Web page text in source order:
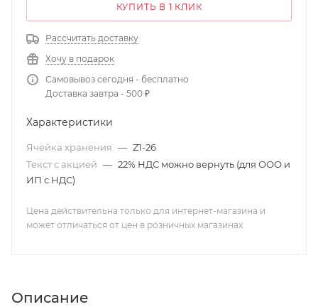
КУПИТЬ В 1 КЛИК
Рассчитать доставку
Хочу в подарок
Самовывоз сегодня - бесплатно
Доставка завтра - 500 ₽
Характеристики
Ячейка хранения — Z1-26
Текст с акцией — 22% НДС можно вернуть (для ООО и
ИП с НДС)
Цена действительна только для интернет-магазина и
может отличаться от цен в розничных магазинах
Описание